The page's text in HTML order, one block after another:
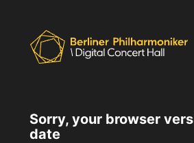
Sorry, your browser
date